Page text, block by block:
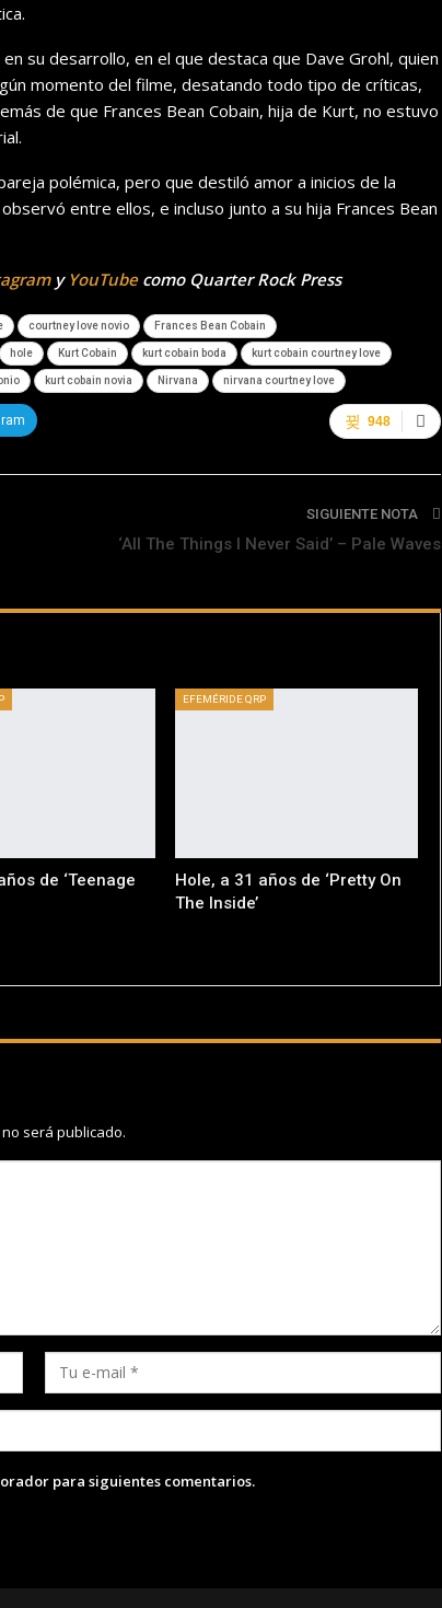
su desarrollo, en el que destaca que Dave Grohl, quien
momento del filme, desatando todo tipo de críticas,
de que Frances Bean Cobain, hija de Kurt, no estuvo
polémica, pero que destiló amor a inicios de la
entre ellos, e incluso junto a su hija Frances Bean
y YouTubecomo Quarter Rock Press
courtney love novio Frances Bean Cobain
hole Kurt Cobain kurt cobain boda kurt cobain courtney love
kurt cobain novia Nirvana nirvana courtney love
948
SIGUIENTE NOTA
‘All The Things I Never Said’ – Pale Waves
de ‘Teenage
EFEMÉRIDE QRP
Hole, a 31 años de ‘Pretty On
The Inside’
será publicado.
para siguientes comentarios.